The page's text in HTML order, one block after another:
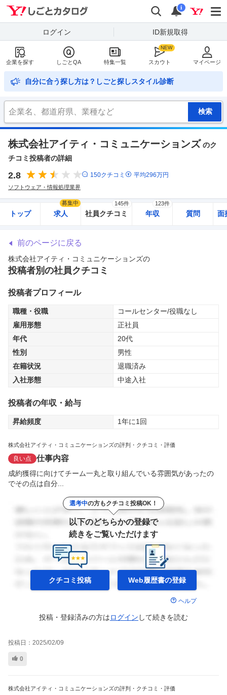
検索
通知
i
ログイン ID新規取得
企業を探す しごとQA 特集一覧 スカウト マイページ
自分に合う探し方は？しごと探しスタイル診断
株式会社アイティ・コミュニケーションズ のク
チコミ投稿者の詳細
2.8 150クチコミ 平均296万円
ソフトウェア・情報処理業界
トップ 求人
募集中
社員クチコミ
145件
年収
123件
質問 面
前のページに戻る
株式会社アイティ・コミュニケーションズの
投稿者別の社員クチコミ
投稿者プロフィール
職種・役職
コールセンター/役職なし
雇用形態
正社員
年代
20代
性別
男性
在籍状況
退職済み
入社形態
中途入社
投稿者の年収・給与
昇給頻度 1年に1回
株式会社アイティ・コミュニケーションズの評判・クチコミ・評価
良い点 仕事内容
成約獲得に向けてチーム一丸と取り組んでいる雰囲気があったの
でその点は自分...
選考中の方もクチコミ投稿OK！
以下のどちらかの登録で
続きをご覧いただけます
クチコミ投稿 Web履歴書の登録
ヘルプ
投稿・登録済みの方はログイン して続きを読む
投稿日： 2025/02/09
0
株式会社アイティ・コミュニケーションズの評判・クチコミ・評価